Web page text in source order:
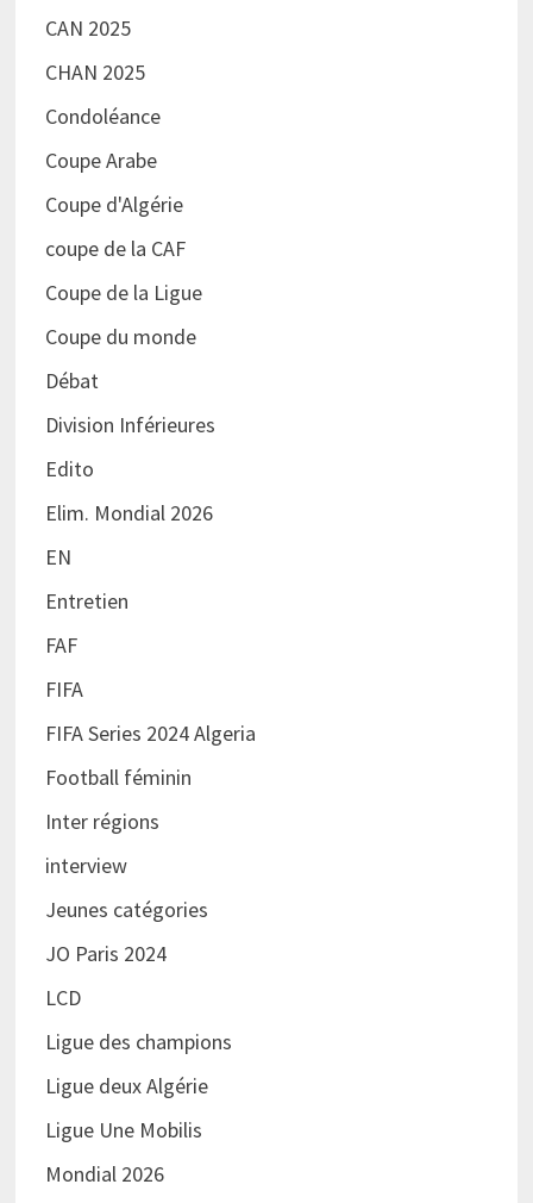
CAN 2025
CHAN 2025
Condoléance
Coupe Arabe
Coupe d'Algérie
coupe de la CAF
Coupe de la Ligue
Coupe du monde
Débat
Division Inférieures
Edito
Elim. Mondial 2026
EN
Entretien
FAF
FIFA
FIFA Series 2024 Algeria
Football féminin
Inter régions
interview
Jeunes catégories
JO Paris 2024
LCD
Ligue des champions
Ligue deux Algérie
Ligue Une Mobilis
Mondial 2026